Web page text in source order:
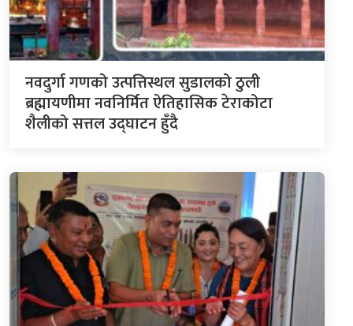
नवदुर्गा गणको उत्पत्तिस्थल सुडालको ठुली
ब्रह्मायणीमा नवनिर्मित ऐतिहासिक टेराकोटा
शैलीको सत्तल उद्घाटन हुँदै